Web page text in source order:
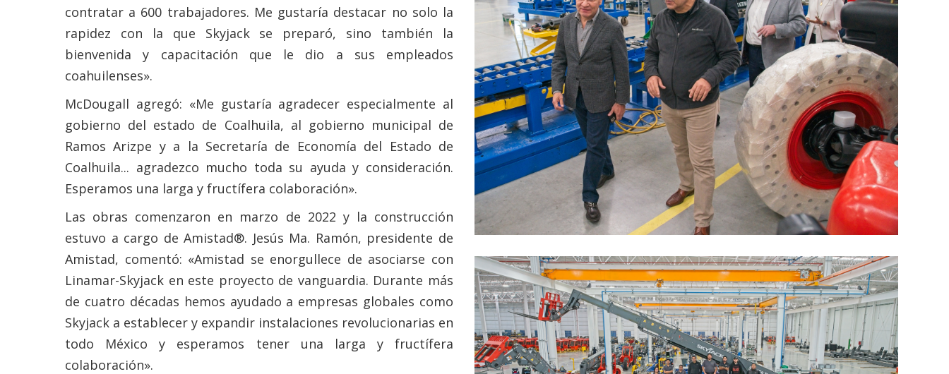
contratar a 600 trabajadores. Me gustaría destacar no solo la
rapidez con la que Skyjack se preparó, sino también la
bienvenida y capacitación que le dio a sus empleados
coahuilenses».
McDougall agregó: «Me gustaría agradecer especialmente al
gobierno del estado de Coalhuila, al gobierno municipal de
Ramos Arizpe y a la Secretaría de Economía del Estado de
Coalhuila... agradezco mucho toda su ayuda y consideración.
Esperamos una larga y fructífera colaboración».
Las obras comenzaron en marzo de 2022 y la construcción
estuvo a cargo de Amistad®. Jesús Ma. Ramón, presidente de
Amistad, comentó: «Amistad se enorgullece de asociarse con
Linamar-Skyjack en este proyecto de vanguardia. Durante más
de cuatro décadas hemos ayudado a empresas globales como
Skyjack a establecer y expandir instalaciones revolucionarias en
todo México y esperamos tener una larga y fructífera
colaboración».